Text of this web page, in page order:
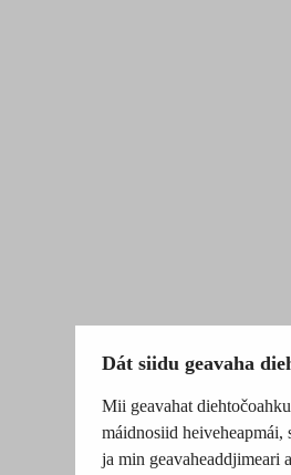
Dát siidu geavaha
Mii geavahat
máidnosiid heiveheapmái,
ja min geavaheaddjimeari